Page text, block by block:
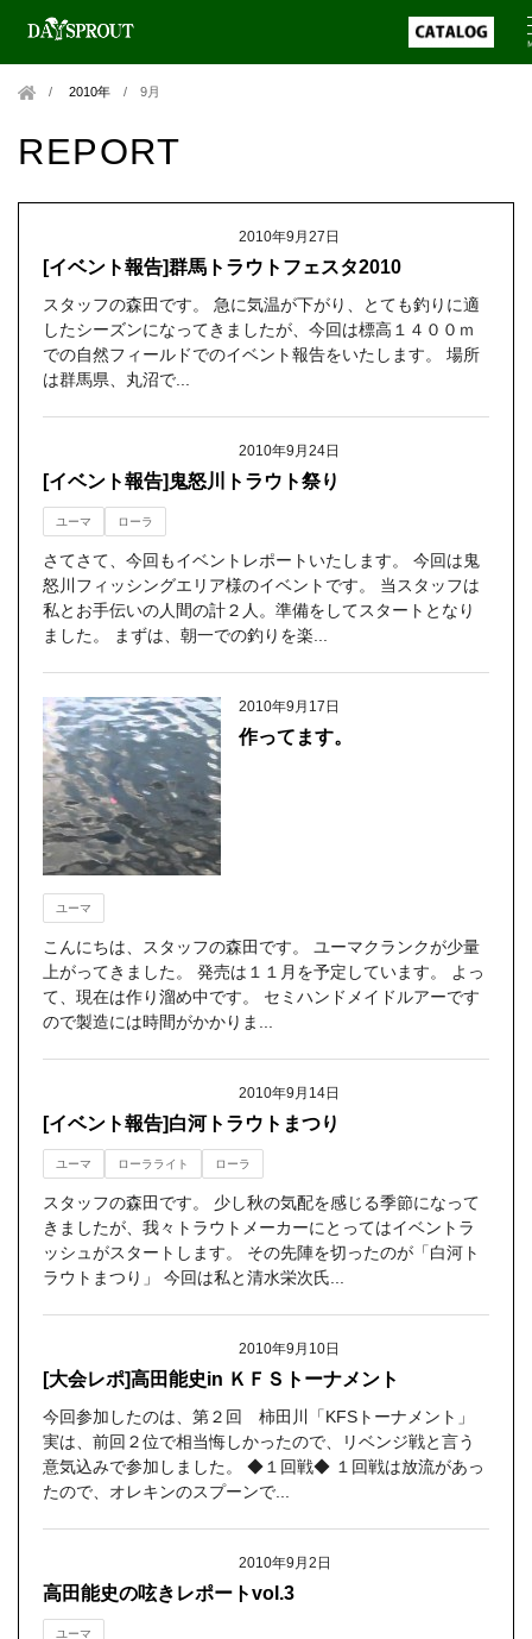
2010年 /9月
REPORT
2010年9月27日
[イベント報告]群馬トラウトフェスタ2010
スタッフの森田です。 急に気温が下がり、とても釣りに適
したシーズンになってきましたが、今回は標高１４００ｍ
での自然フィールドでのイベント報告をいたします。 場所
は群馬県、丸沼で...
2010年9月24日
[イベント報告]鬼怒川トラウト祭り
ユーマ ローラ
さてさて、今回もイベントレポートいたします。 今回は鬼
怒川フィッシングエリア様のイベントです。 当スタッフは
私とお手伝いの人間の計２人。準備をしてスタートとなり
ました。 まずは、朝一での釣りを楽...
2010年9月17日
作ってます。
ユーマ
こんにちは、スタッフの森田です。 ユーマクランクが少量
上がってきました。 発売は１１月を予定しています。 よっ
て、現在は作り溜め中です。 セミハンドメイドルアーです
ので製造には時間がかかりま...
2010年9月14日
[イベント報告]白河トラウトまつり
ユーマ ローラライト ローラ
スタッフの森田です。 少し秋の気配を感じる季節になって
きましたが、我々トラウトメーカーにとってはイベントラ
ッシュがスタートします。 その先陣を切ったのが「白河ト
ラウトまつり」 今回は私と清水栄次氏...
2010年9月10日
[大会レポ]高田能史in ＫＦＳトーナメント
今回参加したのは、第２回 柿田川「KFSトーナメント」
実は、前回２位で相当悔しかったので、リベンジ戦と言う
意気込みで参加しました。 ◆１回戦◆ １回戦は放流があっ
たので、オレキンのスプーンで...
2010年9月2日
高田能史の呟きレポートvol.3
ユーマ